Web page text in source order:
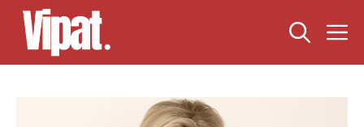
Skip
content